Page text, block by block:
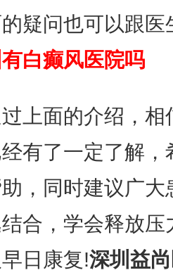
疑问也可以跟医
白癫风医院吗
面的介绍，相
有了一定了解，
，同时建议广大
合，学会释放
日康复!深圳益